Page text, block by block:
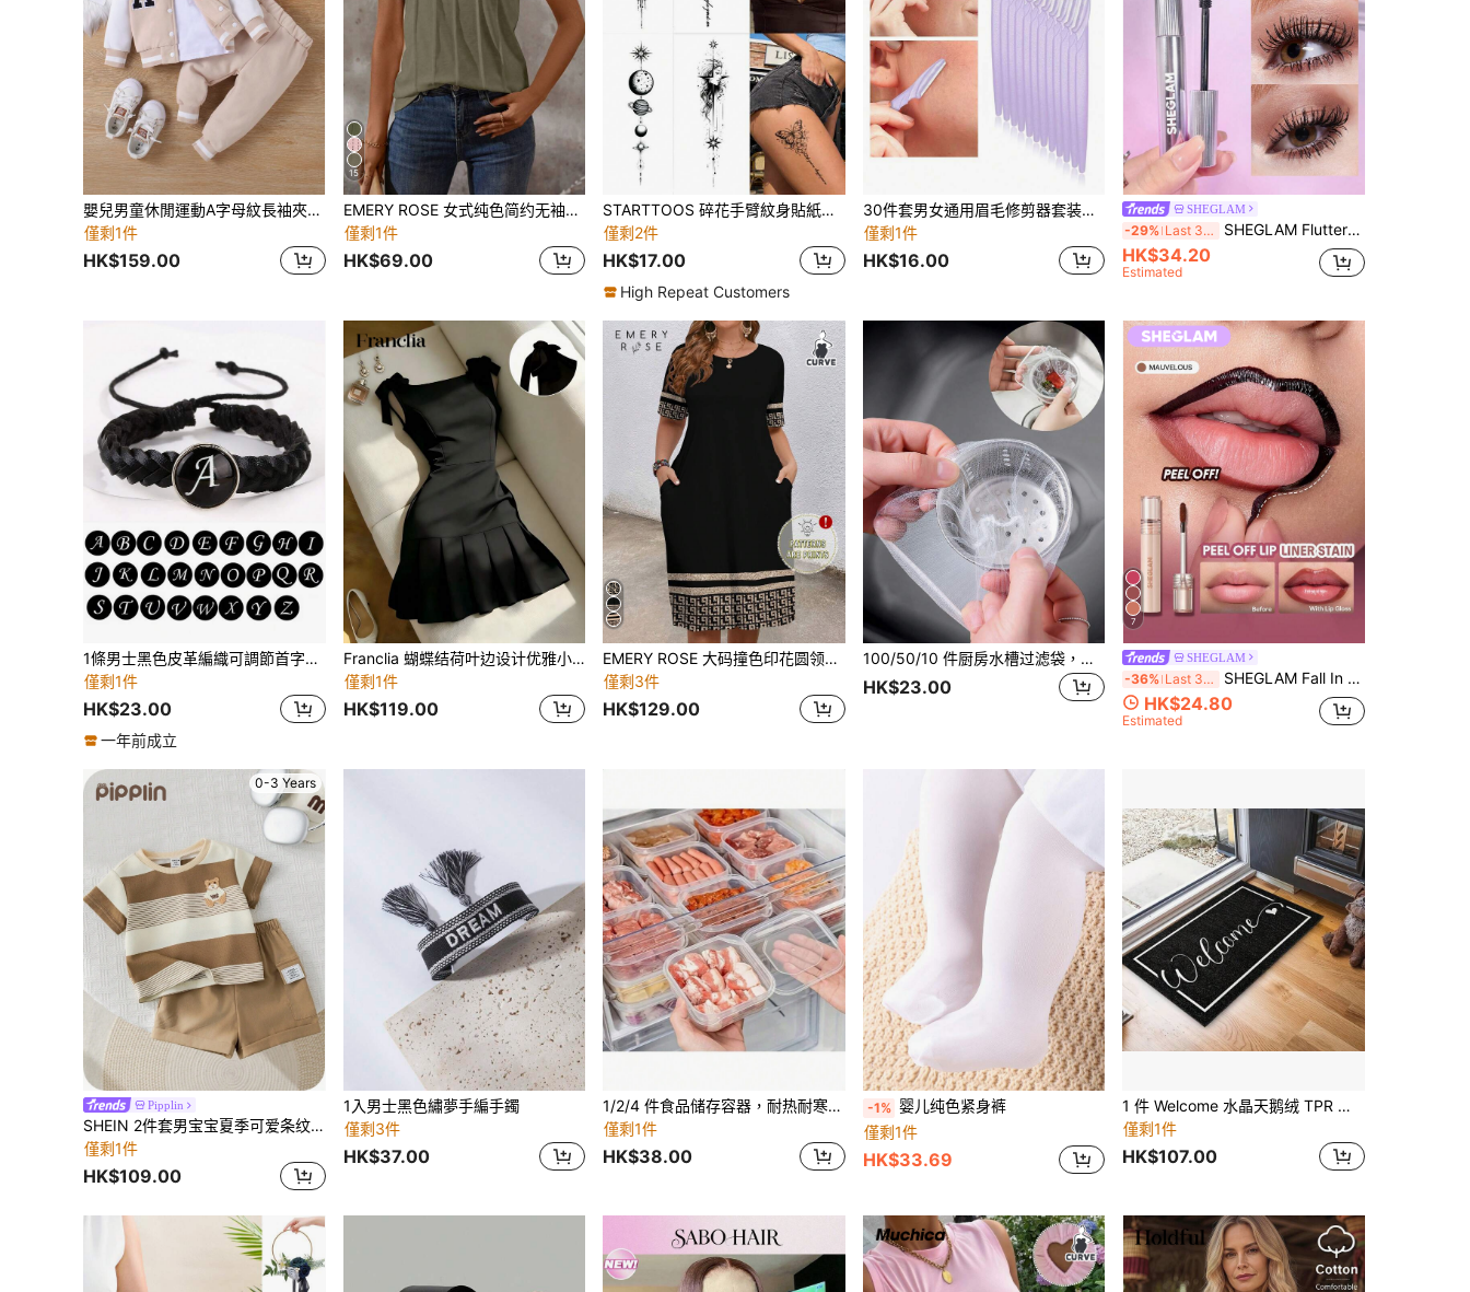
嬰兒男童休閒運動A字母紋長袖夾克和長褲套裝，適用於秋冬戶外活動
僅剩1件
HK$159.00
15
EMERY ROSE 女式纯色简约无袖背心，休闲夏季
僅剩1件
HK$69.00
STARTTOOS 碎花手臂紋身貼紙－脊椎形長蝴蝶、花卉、行星圖案 Y2K 臨時假紋身，適合 DIY、動漫展、嘉年華、音樂節、情人節、派對禮物，防水逼真紋身貼紙，適用於手腕、腳踝、肩膀、頸部、鎖骨、身體皮膚
僅剩2件
HK$17.00
High Repeat Customers
30件套男女通用眉毛修剪器套装，带收纳盒的修容套装，面部毛发去除器，长柄眉剪，面部毛发修剪器，男女通用剃须刀，粉色眉毛修剪器，眉形塑造工具，剃须刀，精准去角质工具
僅剩1件
HK$16.00
SHEGLAM
-29% Last 3 days SHEGLAM Flutter Wink 濃密睫毛膏 品牌美妝化妝品 適合女士與女孩
HK$34.20
Estimated
1條男士黑色皮革編織可調節首字母手鍊
僅剩1件
HK$23.00
一年前成立
Franclia 蝴蝶结荷叶边设计优雅小黑裙 女士礼服 正式场合 高品质礼服 法式风格连衣裙 女士连衣裙 优雅经典女装 女士连衣裙 优雅连衣裙 女士优雅连衣裙 优雅派对连衣裙
僅剩1件
HK$119.00
EMERY ROSE 大码撞色印花圆领短袖连衣裙
僅剩3件
HK$129.00
100/50/10 件厨房水槽过滤袋，一次性网状水槽过滤器，水槽过滤器过滤袋，水槽垃圾网袋，用于水槽、排水管，用于收集厨房食物垃圾和残留垃圾（粗/细网可选）
HK$23.00
7
SHEGLAM
-36% Last 3 days SHEGLAM Fall In Line 撕拉唇線染色筆-Mauvelous 品牌美妝化妝品 適合女士與女孩
HK$24.80
Estimated
0-3 Years
Pipplin
SHEIN 2件套男宝宝夏季可爱条纹卡通熊印花短袖T恤和松紧腰卡其色短裤套装 男宝宝夏季套装 男宝宝服装 男宝宝服装 摩卡色婴儿服装 棕色套装 棕色男宝宝套装 摩卡色婴儿套装
僅剩1件
HK$109.00
1入男士黑色繡夢手編手鐲
僅剩3件
HK$37.00
1/2/4 件食品储存容器，耐热耐寒，多功能防漏可重复使用密封盒，带盖，适用于肉类、水果、蔬菜、厨房整理和储存、厨具，适用于户外、露营
僅剩1件
HK$38.00
-1% 婴儿纯色紧身裤
僅剩1件
HK$33.69
1 件 Welcome 水晶天鹅绒 TPR 防滑门垫，耐脏且易于清洁，适合客厅、卧室、浴室、厨房、家居装饰等室内/室外使用
僅剩1件
HK$107.00